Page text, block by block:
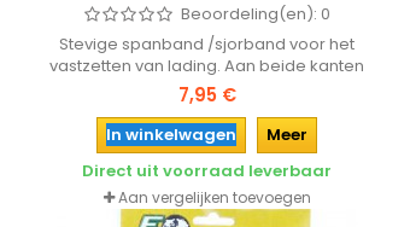
Beoordeling(en): 0
Stevige spanband /sjorband voor het
vastzetten van lading. Aan beide kanten
voorzien van een haak.
7,95 €
In winkelwagen
Meer
Direct uit voorraad leverbaar
Aan vergelijken toevoegen